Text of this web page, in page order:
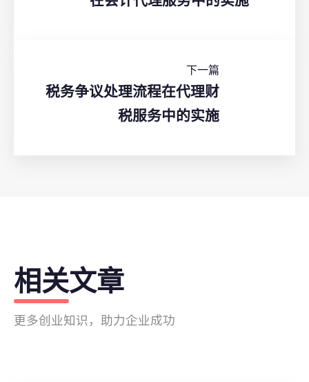
下一篇
税务争议处理流程在代理财
税服务中的实施
相关文章
更多创业知识，助力企业成功